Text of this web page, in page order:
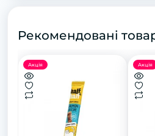
Рекомендовані
Акція Акція